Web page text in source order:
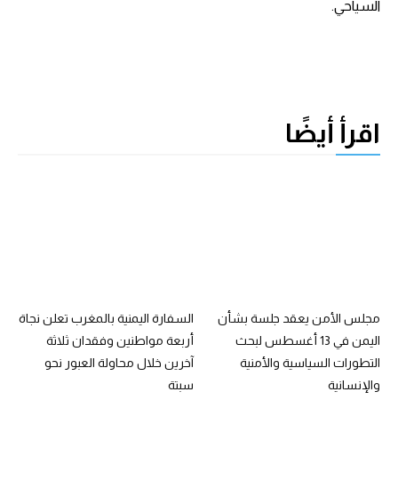
السياحي.
اقرأ أيضًا
مجلس الأمن يعقد جلسة بشأن
اليمن في 13 أغسطس لبحث
التطورات السياسية والأمنية
والإنسانية
السفارة اليمنية بالمغرب تعلن نجاة
أربعة مواطنين وفقدان ثلاثة
آخرين خلال محاولة العبور نحو
سبتة